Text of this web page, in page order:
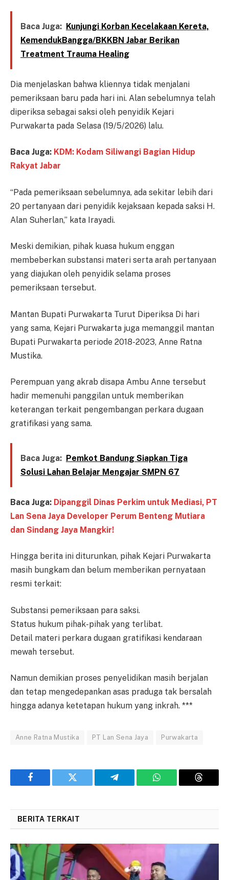
Baca Juga: Kunjungi Korban Kecelakaan Kereta,
KemendukBangga/BKKBN Jabar Berikan
Treatment Trauma Healing
Dia menjelaskan bahwa kliennya tidak menjalani
pemeriksaan baru pada hari ini. Alan sebelumnya telah
diperiksa sebagai saksi oleh penyidik Kejari
Purwakarta pada Selasa (19/5/2026) lalu.
Baca Juga: KDM: Kodam Siliwangi Bagian Hidup
Rakyat Jabar
“Pada pemeriksaan sebelumnya, ada sekitar lebih dari
20 pertanyaan dari penyidik kejaksaan kepada saksi H.
Alan Suherlan,” kata Irayadi.
Meski demikian, pihak kuasa hukum enggan
membeberkan substansi materi serta arah pertanyaan
yang diajukan oleh penyidik selama proses
pemeriksaan tersebut.
Mantan Bupati Purwakarta Turut Diperiksa Di hari
yang sama, Kejari Purwakarta juga memanggil mantan
Bupati Purwakarta periode 2018-2023, Anne Ratna
Mustika.
Perempuan yang akrab disapa Ambu Anne tersebut
hadir memenuhi panggilan untuk memberikan
keterangan terkait pengembangan perkara dugaan
gratifikasi yang sama.
Baca Juga: Pemkot Bandung Siapkan Tiga
Solusi Lahan Belajar Mengajar SMPN 67
Baca Juga: Dipanggil Dinas Perkim untuk Mediasi, PT
Lan Sena Jaya Developer Perum Benteng Mutiara
dan Sindang Jaya Mangkir!
Hingga berita ini diturunkan, pihak Kejari Purwakarta
masih bungkam dan belum memberikan pernyataan
resmi terkait:
Substansi pemeriksaan para saksi.
Status hukum pihak-pihak yang terlibat.
Detail materi perkara dugaan gratifikasi kendaraan
mewah tersebut.
Namun demikian proses penyelidikan masih berjalan
dan tetap mengedepankan asas praduga tak bersalah
hingga adanya ketetapan hukum yang inkrah. ***
Anne Ratna Mustika PT Lan Sena Jaya Purwakarta
Facebook Twitter Telegram WhatsApp Threads
BERITA TERKAIT